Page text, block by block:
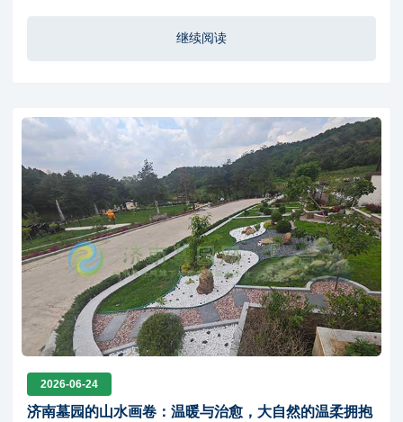
继续阅读
2026-06-24
济南墓园的山水画卷：温暖与治愈，大自然的温柔拥抱